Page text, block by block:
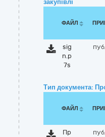
закупівлі
ФАЙЛ
sig
n.p
7s
Тип документа:
ФАЙЛ
Пр